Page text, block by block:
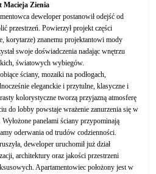
Macieja Zienia
deweloper postanowił odejść od
przestrzeń. Powierzył projekt części
korytarze) znanemu projektantowi mody
swoje doświadczenia nadając wnętrzu
światowych wybiegów.
ściany, mozaiki na podłogach,
eleganckie i przytulne, klasyczne i
kolorystyczne tworzą przyjazną atmosferę
do lobby powstaje wrażenie zanurzenia się w
panelami ściany przypominają
oderwania od trudów codzienności.
deweloper uruchomił już dział
architektury oraz jakości przestrzeni
Apartamentowiec położony jest w